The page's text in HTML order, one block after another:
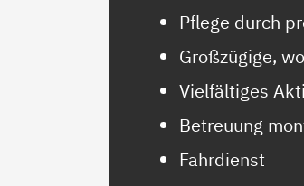
Pflege durch
Großzügige,
Vielfältiges
Betreuung
Fahrdienst